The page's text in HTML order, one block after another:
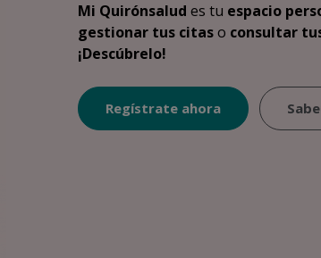
Mi Quirónsalud es tu espacio
gestionar tus citaso consultar
¡Descúbrelo!
Regístrate ahora